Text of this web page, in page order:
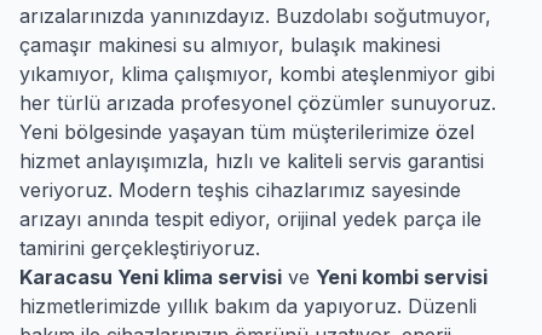
arızalarınızda yanınızdayız. Buzdolabı soğutmuyor,
çamaşır makinesi su almıyor, bulaşık makinesi
yıkamıyor, klima çalışmıyor, kombi ateşlenmiyor gibi
her türlü arızada profesyonel çözümler sunuyoruz.
Yeni bölgesinde yaşayan tüm müşterilerimize özel
hizmet anlayışımızla, hızlı ve kaliteli servis garantisi
veriyoruz. Modern teşhis cihazlarımız sayesinde
arızayı anında tespit ediyor, orijinal yedek parça ile
tamirini gerçekleştiriyoruz.
Karacasu Yeni klima servisi ve Yeni kombi servisi
hizmetlerimizde yıllık bakım da yapıyoruz. Düzenli